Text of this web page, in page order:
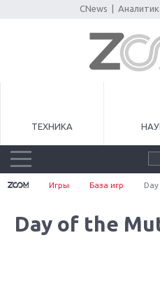
CNews
ТЕХНИКА
Игры База игр
Day of the